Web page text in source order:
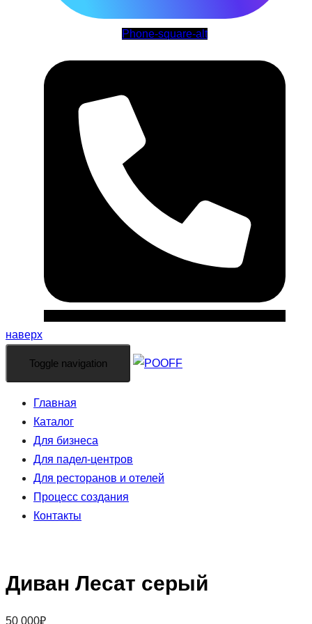
Phone-square-alt
наверх
Toggle navigation
Главная
Каталог
Для бизнеса
Для падел-центров
Для ресторанов и отелей
Процесс создания
Контакты
Диван Лесат серый
50 000₽